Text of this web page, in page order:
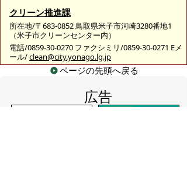
クリーン推進課
所在地/〒683-0852 鳥取県米子市河崎3280番地1
（米子市クリーンセンター内）
電話/0859-30-0270 ファクシミリ/0859-30-0271 Eメ
ール/clean@city.yonago.lg.jp
ページの先頭へ戻る
広告